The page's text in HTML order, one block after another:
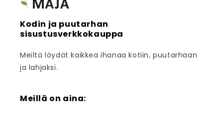
Kodin ja puutarhan
sisustusverkkokauppa
Meiltä löydät kaikkea ihanaa kotiin, puutarhaan
ja lahjaksi.
Meillä on aina: